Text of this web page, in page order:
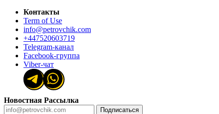
Контакты
Term of Use
info@petrovchik.com
+447520603719
Telegram-канал
Facebook-группа
Viber-чат
Новостная Рассылка
Подписаться